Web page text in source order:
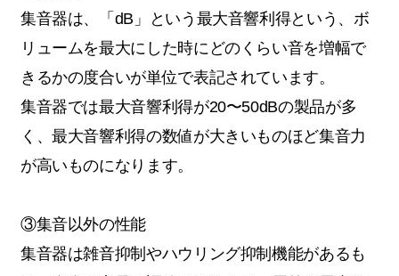
集音器は、「dB」という最大音響利得という、ボ
リュームを最大にした時にどのくらい音を増幅で
きるかの度合いが単位で表記されています。
集音器では最大音響利得が20〜50dBの製品が多
く、最大音響利得の数値が大きいものほど集音力
が高いものになります。
③集音以外の性能
集音器は雑音抑制やハウリング抑制機能があるも